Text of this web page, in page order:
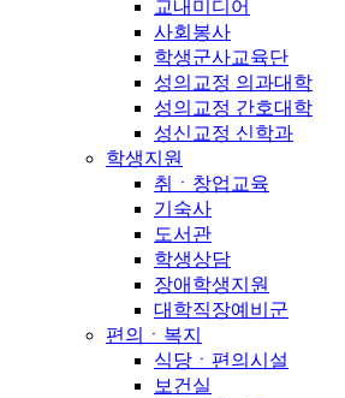
교내미디어
사회봉사
학생군사교육단
성의교정 의과대학
성의교정 간호대학
성신교정 신학과
학생지원
취ㆍ창업교육
기숙사
도서관
학생상담
장애학생지원
대학직장예비군
편의ㆍ복지
식당ㆍ편의시설
보건실